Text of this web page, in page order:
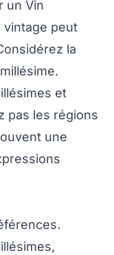
un Vin
vintage peut
la
et
pas les régions
une